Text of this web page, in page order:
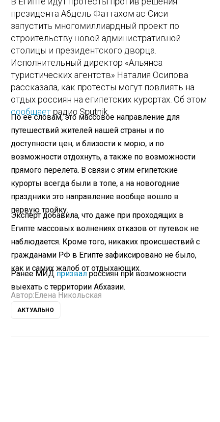
президента Абдель Фаттахом ас-Сиси
запустить многомиллиардный проект по
строительству новой административной
столицы и президентского дворца.
Исполнительный директор «Альянса
туристических агентств» Наталия Осипова
рассказала, как протесты могут повлиять на
отдых россиян на египетских курортах. Об этом
сообщаетрадио Sputnik.
По ее словам, это массовое направление для
путешествий жителей нашей страны и по
доступности цен, и близости к морю, и по
возможности отдохнуть, а также по возможности
прямого перелета. В связи с этим египетские
курорты всегда были в топе, а на новогодние
праздники это направление вообще вошло в
первую тройку.
Эксперт добавила, что даже при проходящих в
Египте массовых волнениях отказов от путевок не
наблюдается. Кроме того, никаких происшествий с
гражданами РФ в Египте зафиксировано не было,
как и самих жалоб от отдыхающих.
Ранее МИДпризвалроссиян при возможности
выехать с территории Абхазии.
Автор: Елена Никольская
АКТУАЛЬНО